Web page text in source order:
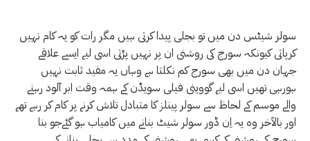
سولر شیٹس دن میں تو بجلی پیدا کرتی ہیں مگر رات کو یہ کام نہیں
کرپاتی کیونکہ سورج کی روشنی ان پر نہیں پڑتی اسی لیے ایسے علاقے
جہان دن میں بھی سورج کم نکلتا ہے وہاں یہ مفید ثابت نہیں
ہورہی تھیں اسی لیے گووینی فیلی سویڈن کے ہمہ وقت ابر آلود رہنے
والے موسم کے لحاظ سے سولر پینلز کا متبادل تلاش کرنے پر کام کر رہے تھے
اور بالآخر وہ یہ اِن ڈور سولر شیٹ بنانے میں کامیاب ہو گئےجو بنا